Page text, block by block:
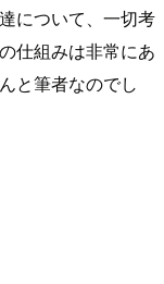
について、一切考
仕組みは非常にあ
と筆者なのでし